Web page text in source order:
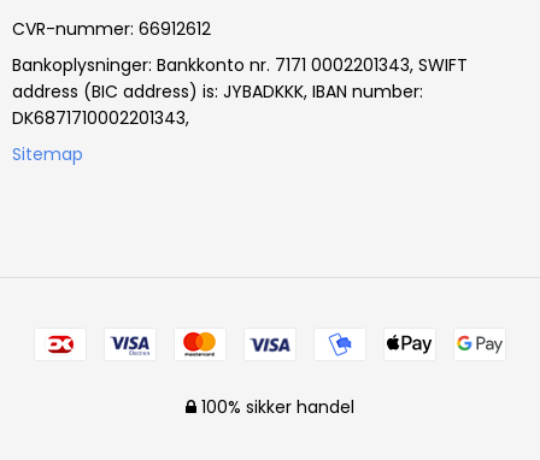
CVR-nummer: 66912612
Bankoplysninger: Bankkonto nr. 7171 0002201343, SWIFT
address (BIC address) is: JYBADKKK, IBAN number:
DK6871710002201343,
Sitemap
100% sikker handel